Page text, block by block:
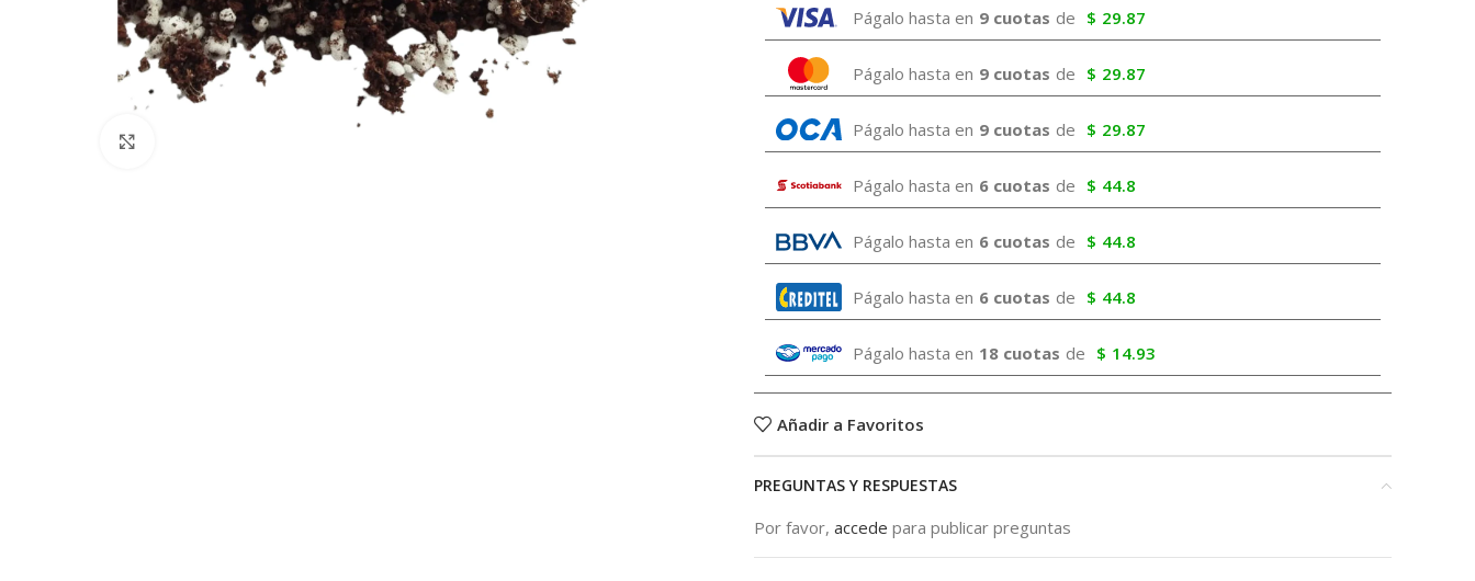
Págalo hasta en 9 cuotas de $ 29.87
Págalo hasta en 9 cuotas de $ 29.87
Págalo hasta en 9 cuotas de $ 29.87
Págalo hasta en 6 cuotas de $ 44.8
Págalo hasta en 6 cuotas de $ 44.8
Págalo hasta en 6 cuotas de $ 44.8
Págalo hasta en 18 cuotas de $ 14.93
Añadir a Favoritos
PREGUNTAS Y RESPUESTAS
Por favor, accede para publicar preguntas